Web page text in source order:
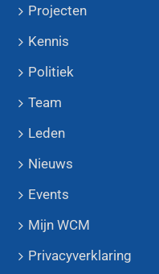
Projecten
Kennis
Politiek
Team
Leden
Nieuws
Events
Mijn WCM
Privacyverklaring